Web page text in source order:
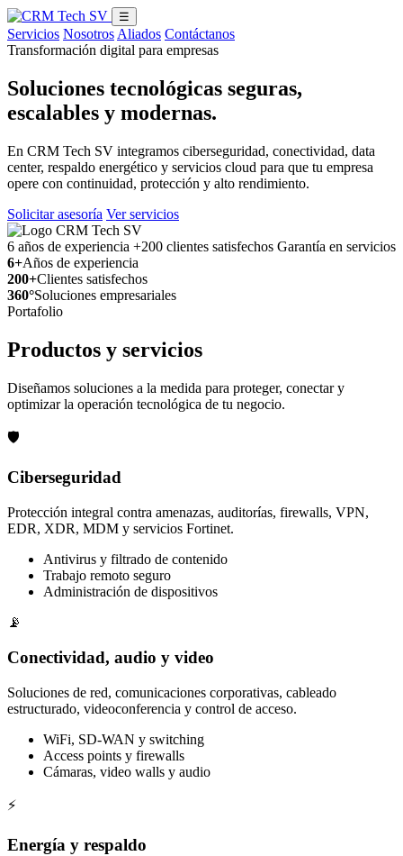
☰
Servicios Nosotros Aliados Contáctanos
Transformación digital para empresas
Soluciones tecnológicas seguras,
escalables y modernas.
En CRM Tech SV integramos ciberseguridad, conectividad, data
center, respaldo energético y servicios cloud para que tu empresa
opere con continuidad, protección y alto rendimiento.
Solicitar asesoría Ver servicios
6 años de experiencia +200 clientes satisfechos Garantía en servicios
6+Años de experiencia
200+Clientes satisfechos
360°Soluciones empresariales
Portafolio
Productos y servicios
Diseñamos soluciones a la medida para proteger, conectar y
optimizar la operación tecnológica de tu negocio.
🛡️
Ciberseguridad
Protección integral contra amenazas, auditorías, firewalls, VPN,
EDR, XDR, MDM y servicios Fortinet.
Antivirus y filtrado de contenido
Trabajo remoto seguro
Administración de dispositivos
📡
Conectividad, audio y video
Soluciones de red, comunicaciones corporativas, cableado
estructurado, videoconferencia y control de acceso.
WiFi, SD-WAN y switching
Access points y firewalls
Cámaras, video walls y audio
⚡
Energía y respaldo